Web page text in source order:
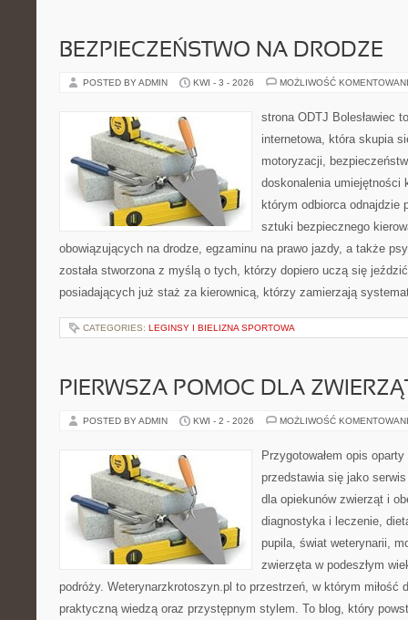
BEZPIECZEŃSTWO NA DRODZE
POSTED BY ADMIN KWI - 3 - 2026 MOŻLIWOŚĆ
strona ODTJ Bolesławiec
internetowa, która skupia
motoryzacji,
doskonalenia umiejętności
którym odbiorca odnajdzie
sztuki bezpiecznego
obowiązujących na drodze, egzaminu na prawo jazdy, a także
została stworzona z myślą o tych, którzy dopiero uczą się
posiadających już staż za kierownicą, którzy zamierzają
CATEGORIES: LEGINSY I BIELIZNA SPORTOWA
PIERWSZA POMOC DLA
POSTED BY ADMIN KWI - 2 - 2026 MOŻLIWOŚĆ
Przygotowałem opis
przedstawia się jako
dla opiekunów zwierząt i
diagnostyka i leczenie,
pupila, świat weterynarii,
zwierzęta w podeszłym
podróży. Weterynarzkrotoszyn.pl to przestrzeń, w którym miłość
praktyczną wiedzą oraz przystępnym stylem. To blog, który